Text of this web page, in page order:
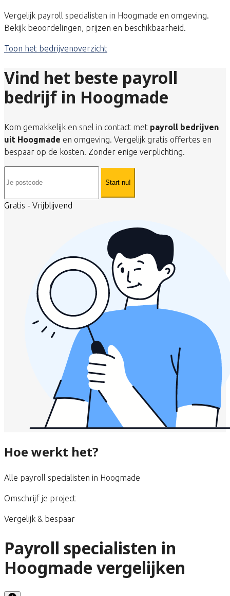
Vergelijk payroll specialisten in Hoogmade en omgeving.
Bekijk beoordelingen, prijzen en beschikbaarheid.
Toon het bedrijvenoverzicht
Vind het beste payroll
bedrijf in Hoogmade
Kom gemakkelijk en snel in contact met payroll bedrijven
uit Hoogmade en omgeving. Vergelijk gratis offertes en
bespaar op de kosten. Zonder enige verplichting.
Start nu!
Gratis - Vrijblijvend
Hoe werkt het?
Alle payroll specialisten in Hoogmade
Omschrijf je project
Vergelijk & bespaar
Payroll specialisten in
Hoogmade vergelijken